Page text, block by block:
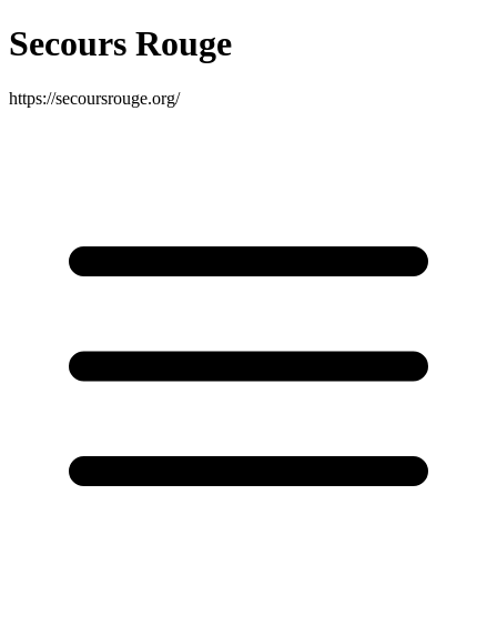
Secours Rouge
https://secoursrouge.org/